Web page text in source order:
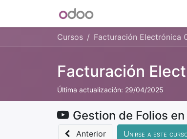
Cursos Facturación Electrónica
Facturación
Última actualización: 29/04/2025
Gestion de Folios
Anterior Unirse a este